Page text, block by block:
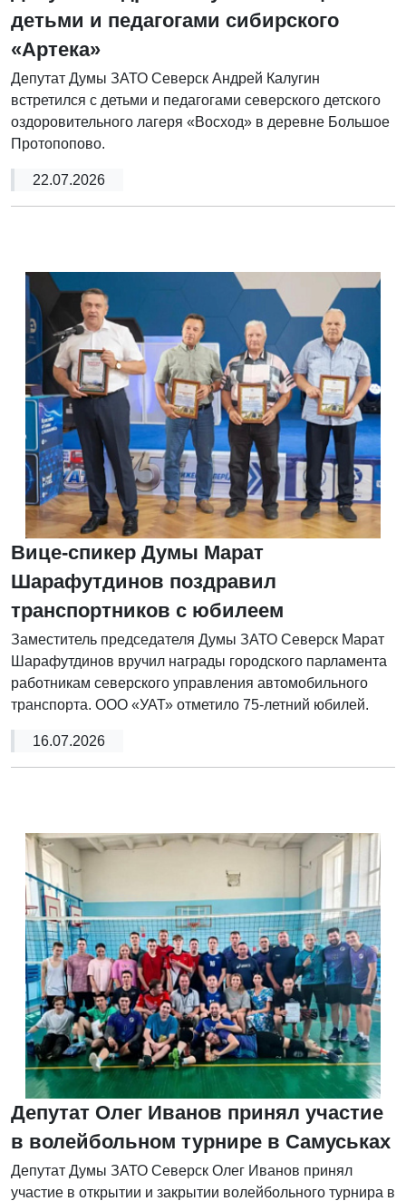
детьми и педагогами сибирского
«Артека»
Депутат Думы ЗАТО Северск Андрей Калугин
встретился с детьми и педагогами северского детского
оздоровительного лагеря «Восход» в деревне Большое
Протопопово.
22.07.2026
Вице-спикер Думы Марат
Шарафутдинов поздравил
транспортников с юбилеем
Заместитель председателя Думы ЗАТО Северск Марат
Шарафутдинов вручил награды городского парламента
работникам северского управления автомобильного
транспорта. ООО «УАТ» отметило 75-летний юбилей.
16.07.2026
Депутат Олег Иванов принял участие
в волейбольном турнире в Самуськах
Депутат Думы ЗАТО Северск Олег Иванов принял
участие в открытии и закрытии волейбольного турнира в